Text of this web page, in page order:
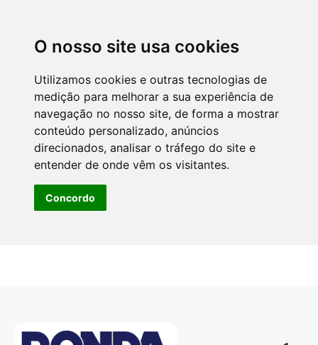
O nosso site usa cookies
Utilizamos cookies e outras tecnologias de
medição para melhorar a sua experiência de
navegação no nosso site, de forma a mostrar
conteúdo personalizado, anúncios
direcionados, analisar o tráfego do site e
entender de onde vêm os visitantes.
Concordo